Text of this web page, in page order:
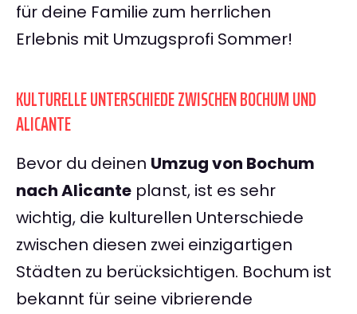
für deine Familie zum herrlichen
Erlebnis mit Umzugsprofi Sommer!
KULTURELLE UNTERSCHIEDE ZWISCHEN BOCHUM UND
ALICANTE
Bevor du deinen Umzug von Bochum
nach Alicante planst, ist es sehr
wichtig, die kulturellen Unterschiede
zwischen diesen zwei einzigartigen
Städten zu berücksichtigen. Bochum ist
bekannt für seine vibrierende